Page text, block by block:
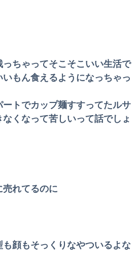
生後6ヶ月ワンオペ中。ここしばらく離れるとぐずるから、自分のご飯が作れず...
ちゃってそこそこいい生活で
もん食えるようになっちゃっ
トでカップ麺すすってたルサ
くなって苦しいって話でしょ
れてるのに
も顔もそっくりなやついるよな